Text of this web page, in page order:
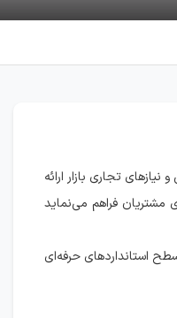
و نیازهای تجاری بازار ارائه
مشتریان فراهم می‌نماید
استانداردهای حرفه‌ای